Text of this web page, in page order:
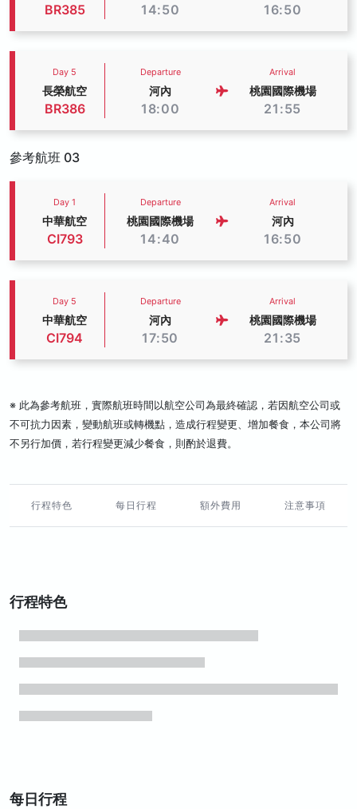
BR385 14:50 16:50
Day 5
長榮航空
BR386
Departure
河內
18:00
Arrival
桃園國際機場
21:55
參考航班 03
Day 1
中華航空
CI793
Departure
桃園國際機場
14:40
Arrival
河內
16:50
Day 5
中華航空
CI794
Departure
河內
17:50
Arrival
桃園國際機場
21:35
※ 此為參考航班，實際航班時間以航空公司為最終確認，若因航空公司或
不可抗力因素，變動航班或轉機點，造成行程變更、增加餐食，本公司將
不另行加價，若行程變更減少餐食，則酌於退費。
行程特色 每日行程 額外費用 注意事項
行程特色
每日行程